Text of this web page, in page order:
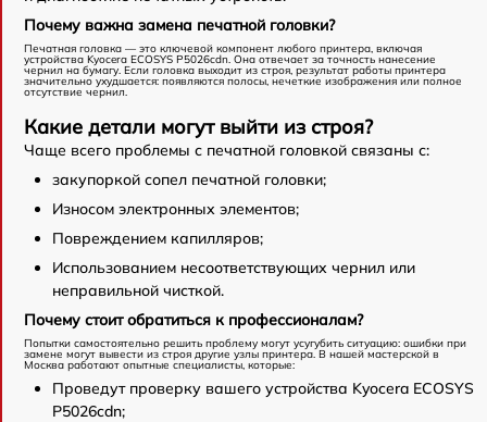
Почему важна замена печатной головки?
Печатная головка — это ключевой компонент любого принтера, включая
устройства Kyocera ECOSYS P5026cdn. Она отвечает за точность нанесение
чернил на бумагу. Если головка выходит из строя, результат работы принтера
значительно ухудшается: появляются полосы, нечеткие изображения или полное
отсутствие чернил.
Какие детали могут выйти из строя?
Чаще всего проблемы с печатной головкой связаны с:
закупоркой сопел печатной головки;
Износом электронных элементов;
Повреждением капилляров;
Использованием несоответствующих чернил или
неправильной чисткой.
Почему стоит обратиться к профессионалам?
Попытки самостоятельно решить проблему могут усугубить ситуацию: ошибки при
замене могут вывести из строя другие узлы принтера. В нашей мастерской в
Москва работают опытные специалисты, которые:
Проведут проверку вашего устройства Kyocera ECOSYS
P5026cdn;